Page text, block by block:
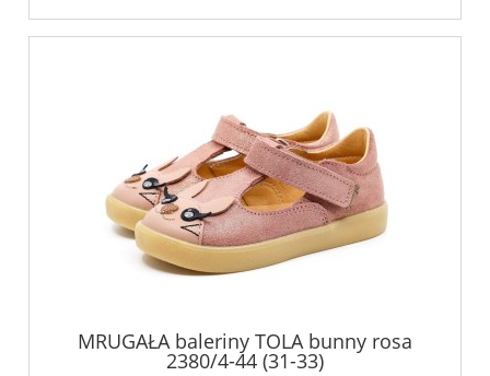
MRUGAŁA baleriny TOLA bunny rosa
2380/4-44 (31-33)